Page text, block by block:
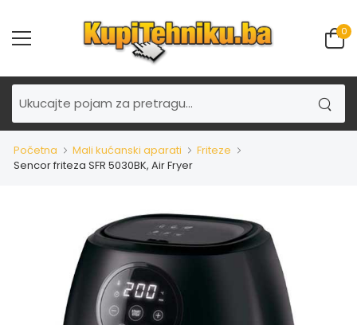
0
Početna Mali kućanski aparati
Friteze
Sencor friteza SFR 5030BK, Air Fryer